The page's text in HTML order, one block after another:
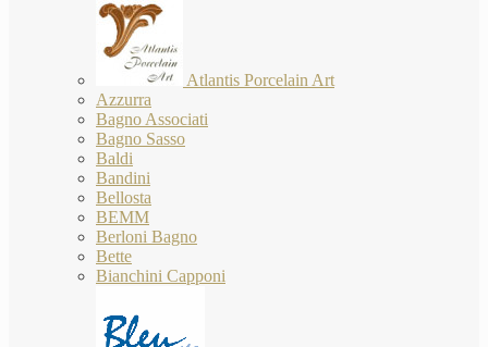
Atlantis Porcelain Art
Azzurra
Bagno Associati
Bagno Sasso
Baldi
Bandini
Bellosta
BEMM
Berloni Bagno
Bette
Bianchini Capponi